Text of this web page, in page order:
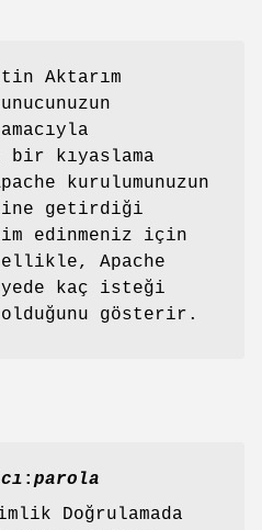
Aktarım
kıyaslama
kurulumunuzun
getirdiği
edinmeniz için
Apache
kaç isteği
olduğunu gösterir.
: parola
Doğrulamada